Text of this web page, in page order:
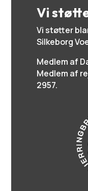
Vi
Vi støtter
Silkeborg
Medlem af
Medlem af
2957.